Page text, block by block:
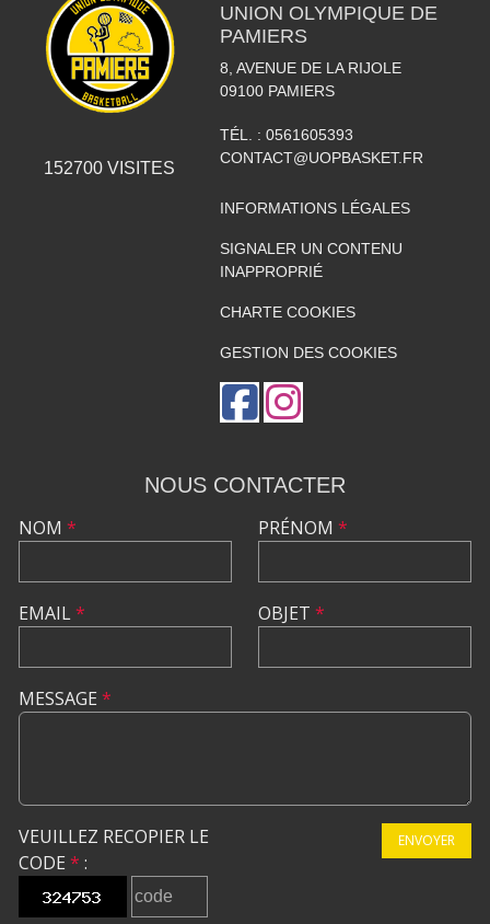
152700 VISITES
UNION OLYMPIQUE DE
PAMIERS
8, AVENUE DE LA RIJOLE
09100 PAMIERS
TÉL. : 0561605393
CONTACT@UOPBASKET.FR
INFORMATIONS LÉGALES
SIGNALER UN CONTENU
INAPPROPRIÉ
CHARTE COOKIES
GESTION DES COOKIES
NOUS CONTACTER
NOM *
EMAIL*
PRÉNOM *
OBJET *
MESSAGE *
VEUILLEZ RECOPIER LE
CODE * :
ENVOYER